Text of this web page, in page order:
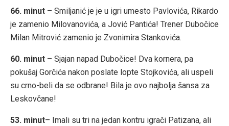
66. minut – Smiljanić je je u igri umesto Pavlovića, Rikardo
je zamenio Milovanovića, a Jović Pantića! Trener Dubočice
Milan Mitrović zamenio je Zvonimira Stankovića.
60. minut – Sjajan napad Dubočice! Dva kornera, pa
pokušaj Gorčića nakon poslate lopte Stojkovića, ali uspeli
su crno-beli da se odbrane! Bila je ovo najbolja šansa za
Leskovčane!
53. minut– Imali su tri na jedan kontru igrači Patizana, ali